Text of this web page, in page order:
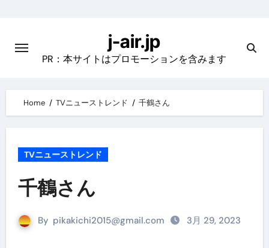
content
j-air.jp
PR：本サイトはプロモーションを含みます
Home TVニューストレンド 千鶴さん
TVニューストレンド
千鶴さん
By pikakichi2015@gmail.com 3月 29, 2023